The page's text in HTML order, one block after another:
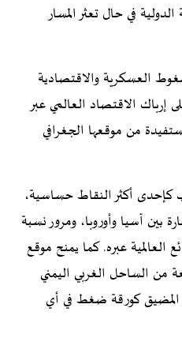
في حال تعثر المسار
العسكرية والاقتصادية
إرباك الاقتصاد العالمي عبر
من موقعها الجغرافي
كإحدى أكثر النقاط حساسية،
بين آسيا وأوروبا، ومرور نسبة
عبره. كما يمنح موقع
من الساحل الغربي اليمني
المضيق كورقة ضغط في أي